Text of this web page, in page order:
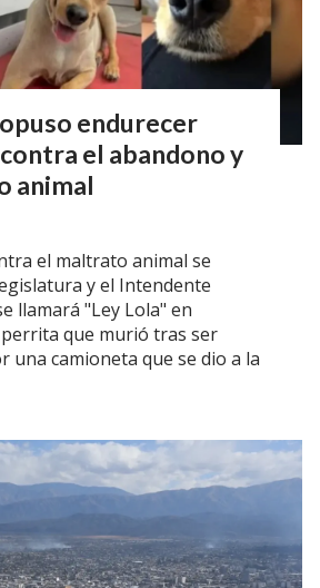
endurecer
el abandono y
animal
el maltrato animal se
y el Intendente
llamará "Ley Lola" en
que murió tras ser
una camioneta que se dio a la